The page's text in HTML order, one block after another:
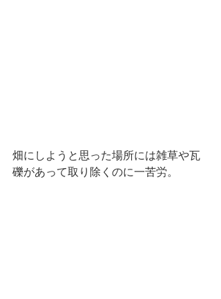
畑にしようと思った場所には雑草や瓦
礫があって取り除くのに一苦労。